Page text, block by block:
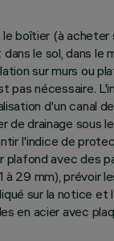
boîtier (à acheter
le sol, dans le
sur murs ou
pas nécessaire.
d'un canal
de drainage sous
l'indice de
plafond avec des
à 29 mm), prévoir
sur la notice et
en acier avec